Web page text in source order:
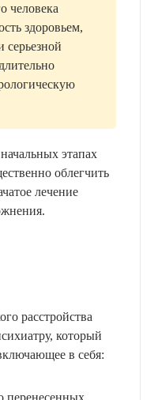
человека
здоровьем,
серьезной
этапах
облегчить
лечение
расстройства
который
в себя: